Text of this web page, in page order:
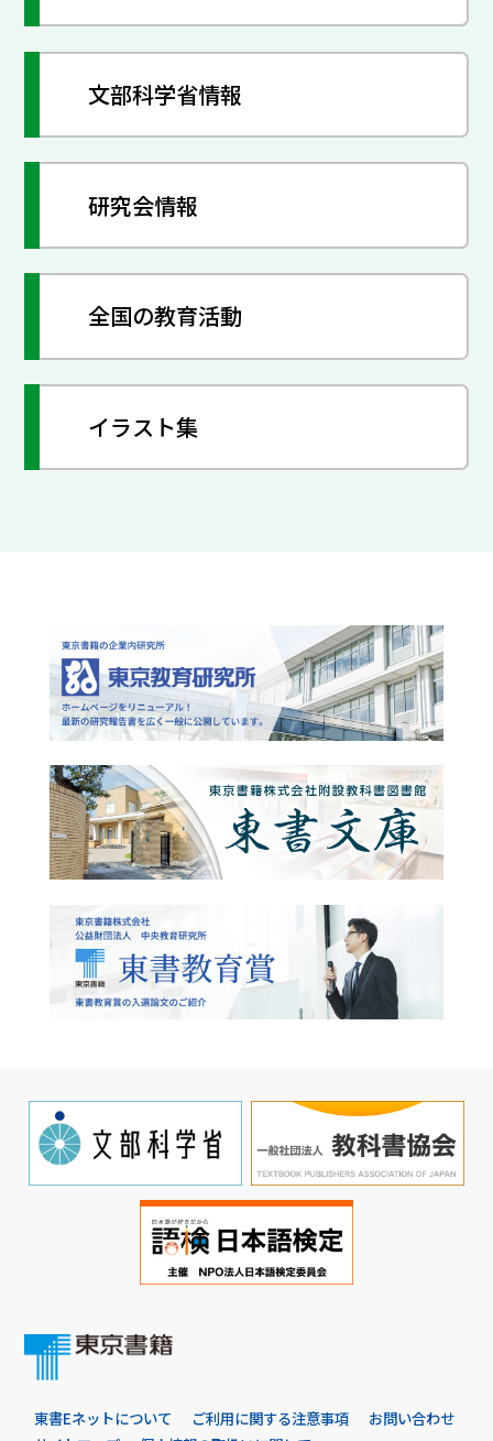
文部科学省情報
研究会情報
全国の教育活動
イラスト集
東書Eネットについて ご利用に関する注意事項
お問い合わせ